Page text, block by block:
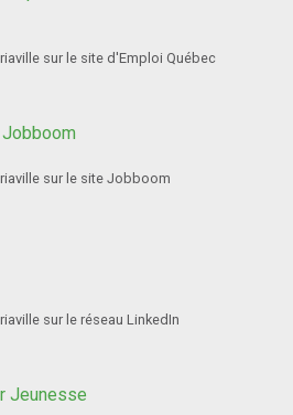
sur le site d'Emploi Québec
sur le site Jobboom
sur le réseau LinkedIn